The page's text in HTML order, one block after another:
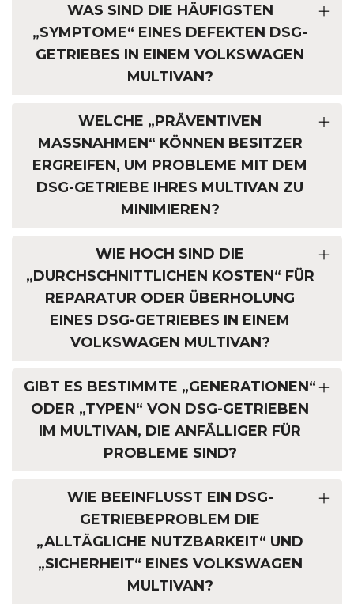
WAS SIND DIE HÄUFIGSTEN
„SYMPTOME“ EINES DEFEKTEN DSG-
GETRIEBES IN EINEM VOLKSWAGEN
MULTIVAN?
WELCHE „PRÄVENTIVEN
MASSNAHMEN“ KÖNNEN BESITZER E
RGREIFEN, UM PROBLEME MIT DEM D
SG-GETRIEBE IHRES MULTIVAN ZU M
INIMIEREN?
WIE HOCH SIND DIE
„DURCHSCHNITTLICHEN KOSTEN“ FÜR
REPARATUR ODER ÜBERHOLUNG
EINES DSG-GETRIEBES IN EINEM
VOLKSWAGEN MULTIVAN?
GIBT ES BESTIMMTE „GENERATIONEN“
ODER „TYPEN“ VON DSG-GETRIEBEN
IM MULTIVAN, DIE ANFÄLLIGER FÜR
PROBLEME SIND?
WIE BEEINFLUSST EIN DSG-
GETRIEBEPROBLEM DIE
„ALLTÄGLICHE NUTZBARKEIT“ UND
„SICHERHEIT“ EINES VOLKSWAGEN
MULTIVAN?